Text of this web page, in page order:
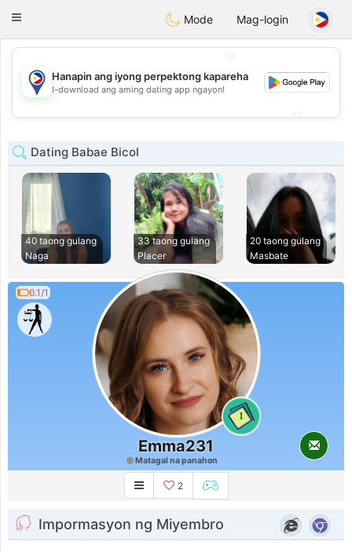
PhilippinesChat
Toggle
Mode Mag-login
💖
💕
Hanapin ang iyong perpektong kapareha
I-download ang aming dating app ngayon!
Dating Babae Bicol
40 taong gulang
Naga
33 taong gulang
Placer
20 taong gulang
Masbate
0.1/1
1
Emma231
Matagal na panahon
2
Impormasyon ng Miyembro